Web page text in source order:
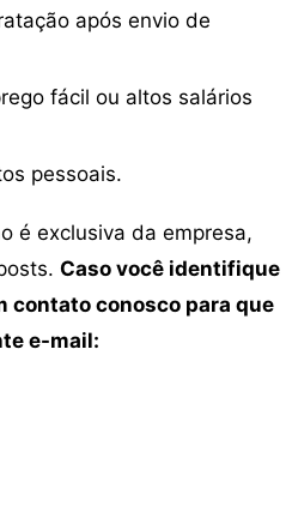
após envio de
fácil ou altos salários
pessoais.
é exclusiva da empresa,
Caso você identifique
contato conosco para que
e-mail: